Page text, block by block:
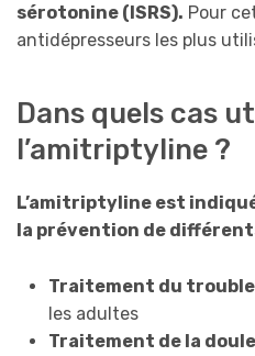
sérotonine (ISRS). Pour
antidépresseurs les plus
Dans quels cas
l’amitriptyline ?
L’amitriptyline est
la prévention de
Traitement du
les adultes
Traitement de la